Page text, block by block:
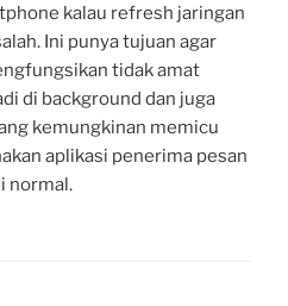
kalau refresh jaringan
Ini punya tujuan agar
tidak amat
di background dan juga
kemungkinan memicu
aplikasi penerima pesan
normal.